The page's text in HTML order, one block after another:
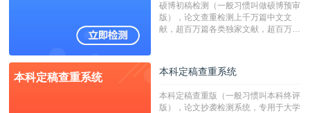
硕博初稿检测（一般习惯叫做硕博预审
版），论文查重检测上千万篇中文文
献，超百万篇各类独家文献，超百万港
校用来检测硕博论文的系统，检测范围
广，数据来源真实，检测算法合理!本
字符数30万）
本科定稿查重系统 本科定稿查重系统
本科定稿查重版（一般习惯叫本科终评
版），论文抄袭检测系统，专用于大学